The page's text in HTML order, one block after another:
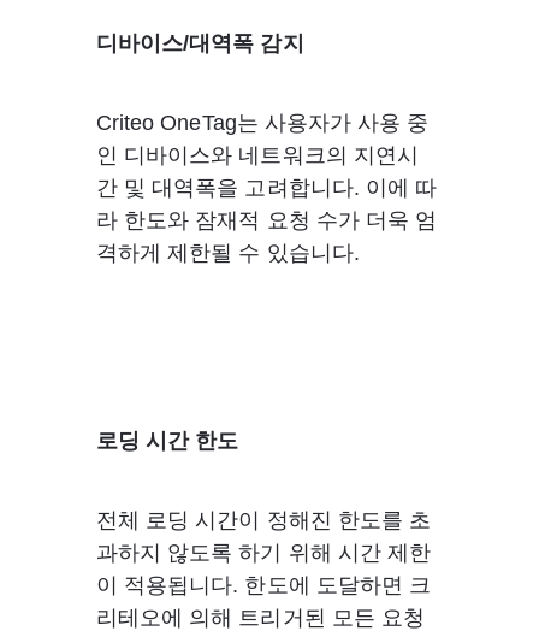
디바이스/대역폭 감지
Criteo OneTag는 사용자가 사용 중
인 디바이스와 네트워크의 지연시
간 및 대역폭을 고려합니다. 이에 따
라 한도와 잠재적 요청 수가 더욱 엄
격하게 제한될 수 있습니다.
로딩 시간 한도
전체 로딩 시간이 정해진 한도를 초
과하지 않도록 하기 위해 시간 제한
이 적용됩니다. 한도에 도달하면 크
리테오에 의해 트리거된 모든 요청